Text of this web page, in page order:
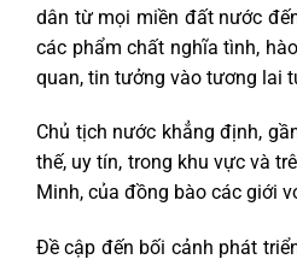
dân từ mọi miền đất nước
các phẩm chất nghĩa tình,
quan, tin tưởng vào tương lai
Chủ tịch nước khẳng định,
thế, uy tín, trong khu vực và
Minh, của đồng bào các giới
Đề cập đến bối cảnh phát